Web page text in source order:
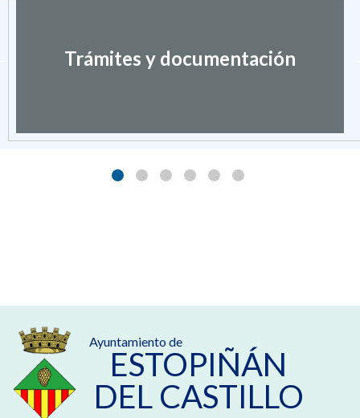
Trámites y documentación
Ayuntamiento de
ESTOPIÑÁN
DEL CASTILLO